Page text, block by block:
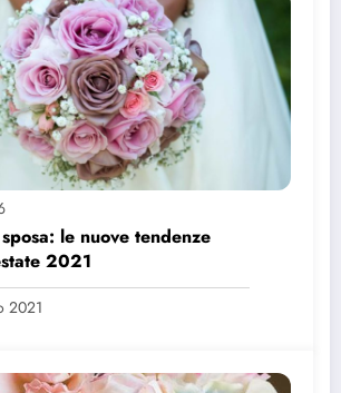
le nuove tendenze
2021
2021